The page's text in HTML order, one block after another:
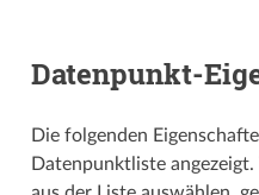
Datenpunkt-
Die folgenden
Datenpunktliste